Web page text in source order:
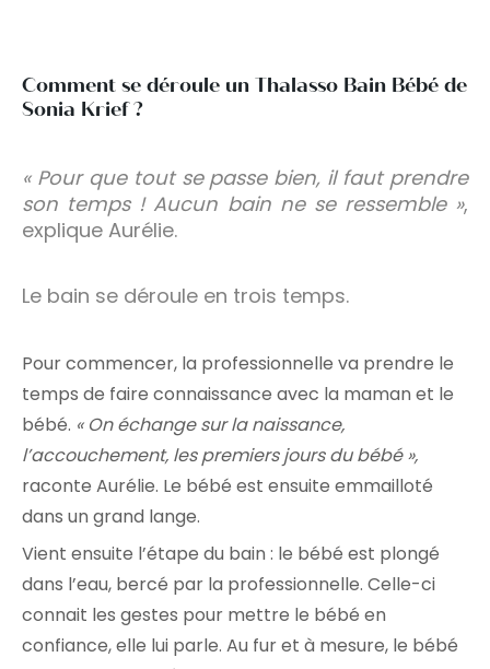
Comment se déroule un Thalasso Bain Bébé de
Sonia Krief ?
« Pour que tout se passe bien, il faut prendre
son temps ! Aucun bain ne se ressemble »,
explique Aurélie.
Le bain se déroule en trois temps.
Pour commencer, la professionnelle va prendre le
temps de faire connaissance avec la maman et le
bébé. « On échange sur la naissance,
l’accouchement, les premiers jours du bébé »,
raconte Aurélie. Le bébé est ensuite emmailloté
dans un grand lange.
Vient ensuite l’étape du bain : le bébé est plongé
dans l’eau, bercé par la professionnelle. Celle-ci
connait les gestes pour mettre le bébé en
confiance, elle lui parle. Au fur et à mesure, le bébé